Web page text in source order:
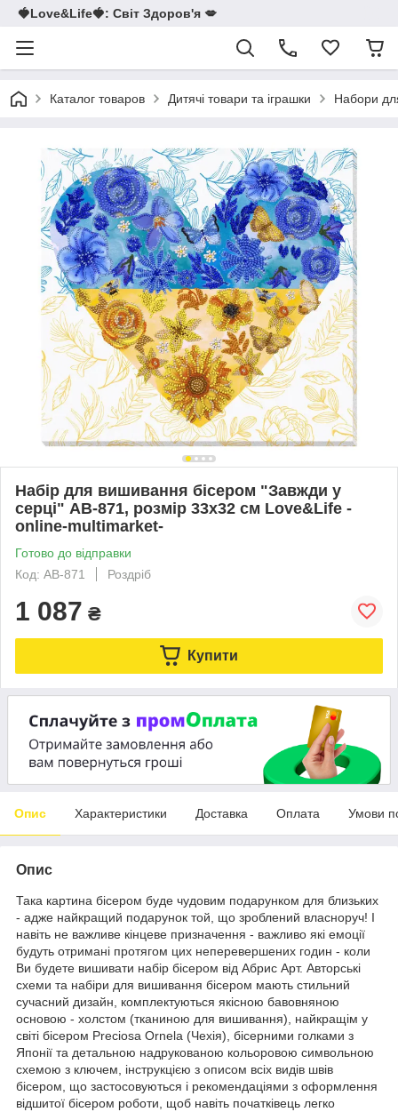
🍓Love&Life🍓: Світ Здоров'я 💋
Каталог товаров Дитячі товари та іграшки Набори
Набір для вишивання бісером "Завжди у
серці" AB-871, розмір 33х32 см Love&Life -
online-multimarket-
Готово до відправки
Код: AB-871
Роздріб
1 087 ₴
Купити
Опис Характеристики Доставка Оплата Умови
Опис
Така картина бісером буде чудовим подарунком для близьких
- адже найкращий подарунок той, що зроблений власноруч! І
навіть не важливе кінцеве призначення - важливо які емоції
будуть отримані протягом цих неперевершених годин - коли
Ви будете вишивати набір бісером від Абрис Арт. Авторські
схеми та набіри для вишивання бісером мають стильний
сучасний дизайн, комплектуються якісною бавовняною
основою - холстом (тканиною для вишивання), найкращім у
світі бісером Preciosa Ornela (Чехія), бісерними голками з
Японії та детальною надрукованою кольоровою символьною
схемою з ключем, інструкцією з описом всіх видів швів
бісером, що застосовуються і рекомендаціями з оформлення
відшитої бісером роботи, щоб навіть початківець легко